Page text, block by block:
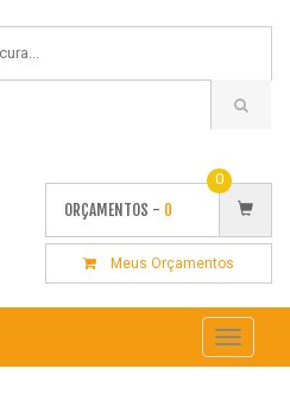
ORÇAMENTOS - 0
0
Meus Orçamentos
Toggle